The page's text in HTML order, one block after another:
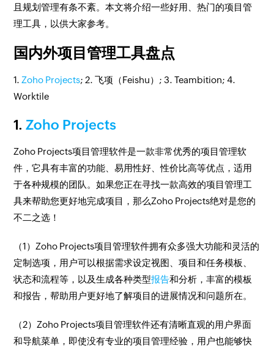
且规划管理有条不紊。本文将介绍一些好用、热门的项目管
理工具，以供大家参考。
国内外项目管理工具盘点
1. Zoho Projects; 2. 飞项（Feishu）; 3. Teambition; 4.
Worktile
1.Zoho Projects
Zoho Projects项目管理软件是一款非常优秀的项目管理软
件，它具有丰富的功能、易用性好、性价比高等优点，适用
于各种规模的团队。如果您正在寻找一款高效的项目管理工
具来帮助您更好地完成项目，那么Zoho Projects绝对是您的
不二之选！
（1）Zoho Projects项目管理软件拥有众多强大功能和灵活的
定制选项，用户可以根据需求设定视图、项目和任务模板、
状态和流程等，以及生成各种类型报告和分析，丰富的模板
和报告，帮助用户更好地了解项目的进展情况和问题所在。
（2）Zoho Projects项目管理软件还有清晰直观的用户界面
和导航菜单，即使没有专业的项目管理经验，用户也能够快